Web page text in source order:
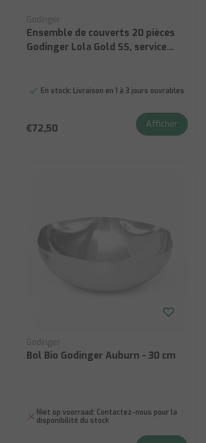
Godinger
Ensemble de couverts 20 pièces
Godinger Lola Gold SS, service
En stock: Livraison en 1 à 3 jours ouvrables
€72,50 Afficher
Godinger
Bol Bio Godinger Auburn - 30 cm
Niet op voorraad: Contactez-nous pour la
disponibilité du stock